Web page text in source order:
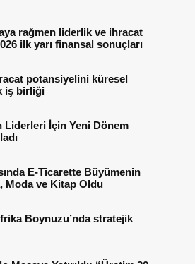
rağmen liderlik ve ihracat
ilk yarı finansal sonuçları
potansiyelini küresel
iş birliği
Liderleri İçin Yeni Dönem
E-Ticarette Büyümenin
Moda ve Kitap Oldu
Boynuzu’nda stratejik